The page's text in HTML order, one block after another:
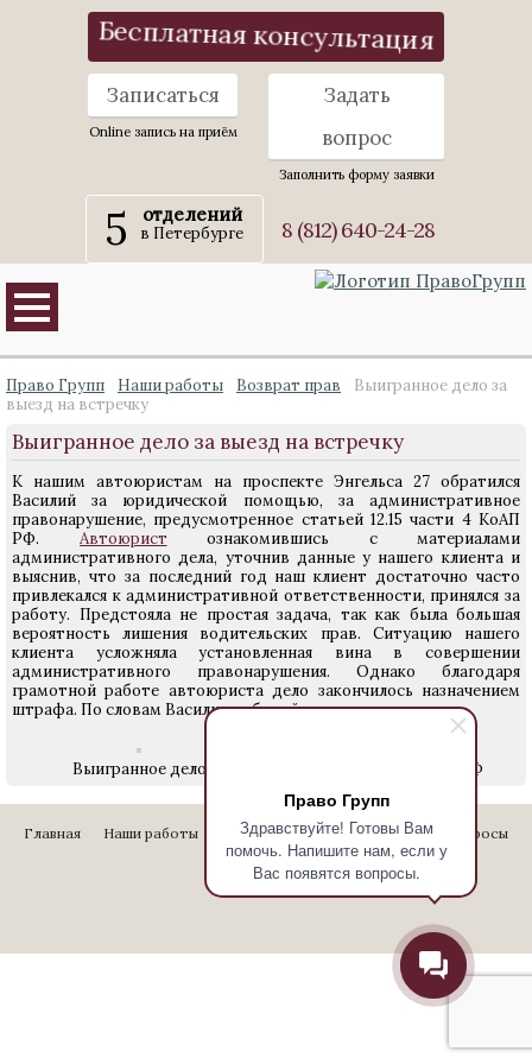
Право Групп
Здравствуйте! Готовы Вам
помочь. Напишите нам, если у
Вас появятся вопросы.
Бесплатная консультация
Записаться
Online запись на приём
Задать
вопрос
Заполнить форму заявки
5 отделений
в Петербурге 8 (812) 640-24-28
Право Групп Наши работы Возврат прав
Выигранное дело за
выезд на встречку
Выигранное дело за выезд на встречку
К нашим автоюристам на проспекте Энгельса 27 обратился
Василий за юридической помощью, за административное
правонарушение, предусмотренное статьей 12.15 части 4 КоАП
РФ. Автоюрист ознакомившись с материалами
административного дела, уточнив данные у нашего клиента и
выяснив, что за последний год наш клиент достаточно часто
привлекался к административной ответственности, принялся за
работу. Предстояла не простая задача, так как была большая
вероятность лишения водительских прав. Ситуацию нашего
клиента усложняла установленная вина в совершении
административного правонарушения. Однако благодаря
грамотной работе автоюриста дело закончилось назначением
штрафа. По словам Василия, работой он остался доволен.
Выигранное дело по ч. 4 ст. 12.15 КоАП РФ
Главная Наши работы Стоимость услуг Отзывы
Вопросы
Контакты